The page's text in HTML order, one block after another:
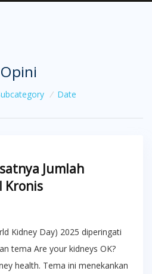
Opini
/ Date
Jumlah
Kronis
Kidney Day) 2025 diperingati
tema Are your kidneys OK?
health. Tema ini menekankan